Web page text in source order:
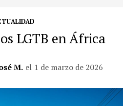
LGTB en África
M. el 1 de marzo de 2026